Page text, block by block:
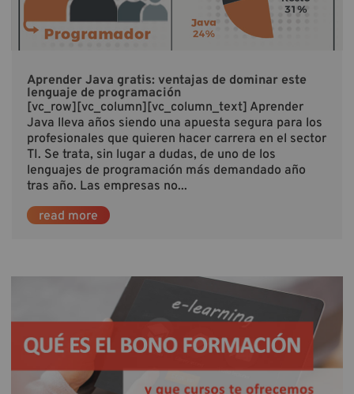
Aprender Java gratis: ventajas de dominar este
lenguaje de programación
[vc_row][vc_column][vc_column_text] Aprender
Java lleva años siendo una apuesta segura para los
profesionales que quieren hacer carrera en el sector
TI. Se trata, sin lugar a dudas, de uno de los
lenguajes de programación más demandado año
tras año. Las empresas no...
read more